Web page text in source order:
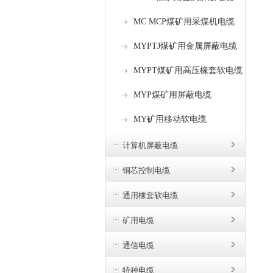
MC MCP煤矿用采煤机电缆
MYPTJ煤矿用金属屏蔽电缆
MYPT煤矿用高压橡套软电缆
MYP煤矿用屏蔽电缆
MY矿用移动软电缆
计算机屏蔽电缆
铜芯控制电缆
通用橡套软电缆
矿用电缆
通信电缆
特种电缆